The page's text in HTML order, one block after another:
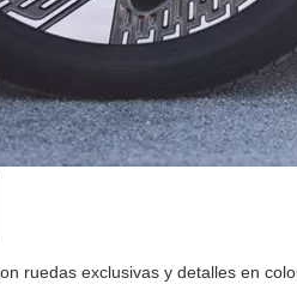
ruedas exclusivas y detalles en